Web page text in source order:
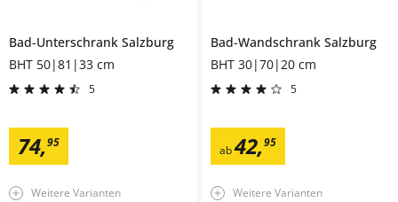
Bad-Unterschrank Salzburg
BHT 50|81|33 cm
5
74,95
Weitere Varianten
Bad-Wandschrank Salzburg
BHT 30|70|20 cm
5
ab42,95
Weitere Varianten